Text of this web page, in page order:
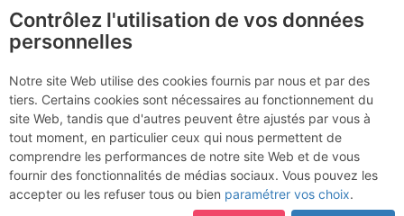
certaines pages ne sont plus accessibles, manquantes ou
incomplètes, déconnectez-vous puis reconnectez-vous à votre
compte sur le site.
Plateau de Castelvieil -
Face SW : Princesse
caramel
Vendredi 2 décembre 2016
Calanques
Contrôlez l'utilisation de vos données
personnelles
Notre site Web utilise des cookies fournis par nous et par des
tiers. Certains cookies sont nécessaires au fonctionnement du
site Web, tandis que d'autres peuvent être ajustés par vous à
tout moment, en particulier ceux qui nous permettent de
comprendre les performances de notre site Web et de vous
fournir des fonctionnalités de médias sociaux. Vous pouvez les
accepter ou les refuser tous ou bien paramétrer vos choix.